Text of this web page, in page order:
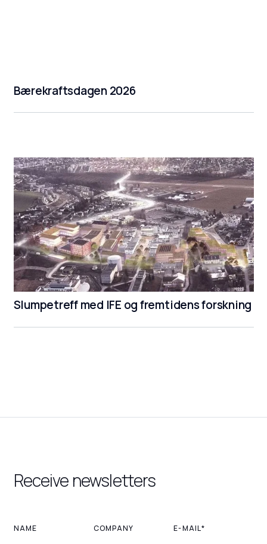
Bærekraftsdagen 2026
Slumpetreff med IFE og fremtidens forskning
Receive newsletters
NAME COMPANY E-MAIL*